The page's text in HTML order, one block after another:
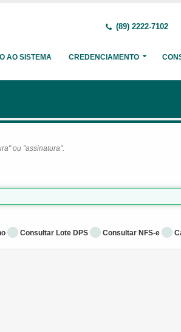
(89) 2222-7102
AO SISTEMA CREDENCIAMENTO
ou "assinatura".
Consultar Lote DPS Consultar NFS-e